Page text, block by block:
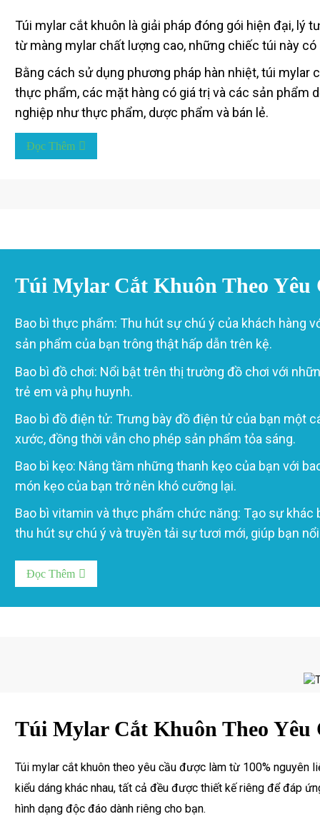
Túi mylar cắt khuôn là giải pháp đóng gói hiện đại, lý
từ màng mylar chất lượng cao, những chiếc túi này
Bằng cách sử dụng phương pháp hàn nhiệt, túi mylar
thực phẩm, các mặt hàng có giá trị và các sản phẩm
nghiệp như thực phẩm, dược phẩm và bán lẻ.
Đọc Thêm
Túi Mylar Cắt Khuôn Theo Yêu
Bao bì thực phẩm: Thu hút sự chú ý của khách hàng
sản phẩm của bạn trông thật hấp dẫn trên kệ.
Bao bì đồ chơi: Nổi bật trên thị trường đồ chơi với
trẻ em và phụ huynh.
Bao bì đồ điện tử: Trưng bày đồ điện tử của bạn một
xước, đồng thời vẫn cho phép sản phẩm tỏa sáng.
Bao bì kẹo: Nâng tầm những thanh kẹo của bạn với
món kẹo của bạn trở nên khó cưỡng lại.
Bao bì vitamin và thực phẩm chức năng: Tạo sự
thu hút sự chú ý và truyền tải sự tươi mới, giúp bạn
Đọc Thêm
Túi Mylar Cắt Khuôn Theo
Túi mylar cắt khuôn theo yêu cầu được làm từ 100% nguyên
kiểu dáng khác nhau, tất cả đều được thiết kế riêng để đáp
hình dạng độc đáo dành riêng cho bạn.